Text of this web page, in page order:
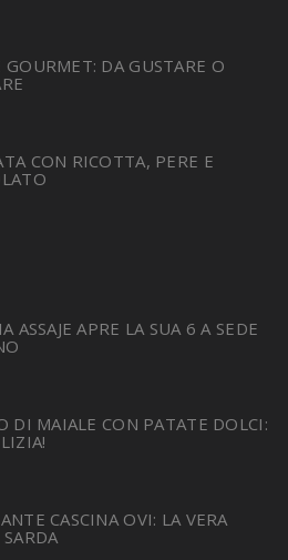
GOURMET: DA GUSTARE O
CON RICOTTA, PERE E
ASSAJE APRE LA SUA 6 A SEDE
DI MAIALE CON PATATE DOLCI:
CASCINA OVI: LA VERA